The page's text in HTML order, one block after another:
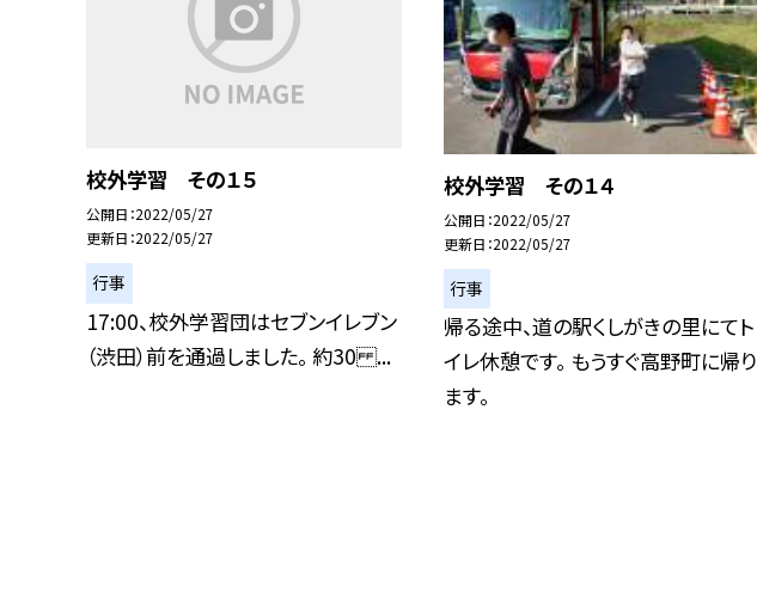
校外学習 その１５
公開日 2022/05/27
更新日 2022/05/27
行事
17:00、校外学習団はセブンイレブン
（渋田）前を通過しました。 約30 ...
校外学習 その１４
公開日 2022/05/27
更新日 2022/05/27
行事
帰る途中、道の駅くしがきの里にてト
イレ休憩です。 もうすぐ高野町に帰り
ます。